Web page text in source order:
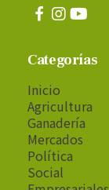
Categorías
Inicio
Agricultura
Ganadería
Mercados
Política
Social